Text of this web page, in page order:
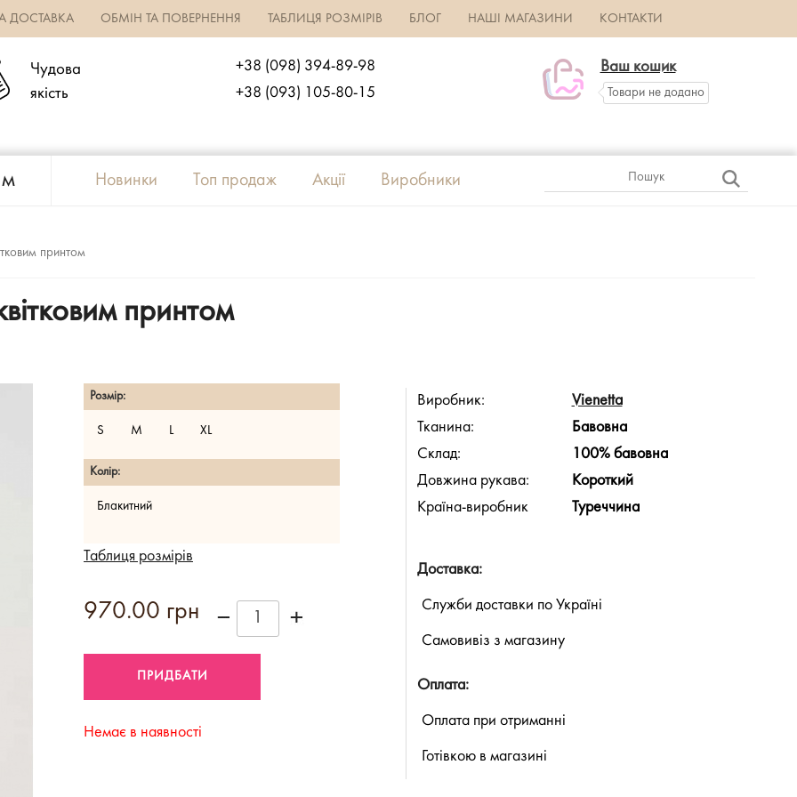
ДОСТАВКА ОБМІН ТА ПОВЕРНЕННЯ ТАБЛИЦЯ РОЗМІРІВ БЛОГ НАШІ МАГАЗИНИ КОНТАКТИ
Чудова
якість
+38 (098) 394-89-98
+38 (093) 105-80-15
Ваш кошик
Товари не додано
Новинки Топ продаж Акції Виробники
принтом
принтом
Розмір:
S M L XL
Колір:
Блакитний
Таблиця розмірів
970.00 грн
Немає в наявності
Виробник:
Vienetta
Тканина:
Бавовна
Склад:
100% бавовна
Довжина рукава:
Короткий
Країна-виробник
Туреччина
Доставка:
Служби доставки по Україні
Самовивіз з магазину
Оплата:
Оплата при отриманні
Готівкою в магазині